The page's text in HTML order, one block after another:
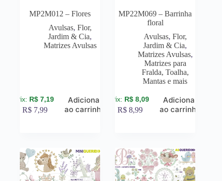
MP2M012 – Flores
Avulsas, Flor,
Jardim & Cia,
Matrizes Avulsas
R$ 7,19
R$ 7,99
Adicionar
ao carrinho
MP22M069 – Barrinha
floral
Avulsas, Flor,
Jardim & Cia,
Matrizes Avulsas,
Matrizes para
Fralda, Toalha,
Mantas e mais
R$ 8,09
R$ 8,99
Adicionar
ao carrinho